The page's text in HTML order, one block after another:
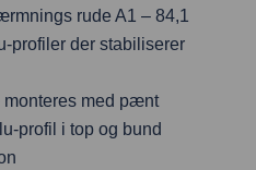
rude A1 – 84,1
profiler der stabiliserer
monteres med pænt
profil i top og bund